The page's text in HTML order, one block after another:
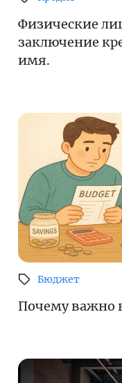
Физические
заключение
имя.
Бюджет
Почему важно